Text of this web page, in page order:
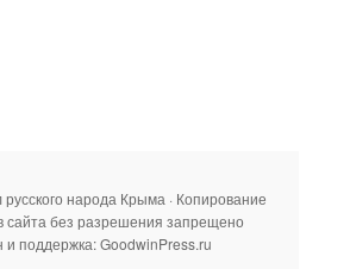
народа Крыма · Копирование
сайта без разрешения запрещено
и поддержка: GoodwinPress.ru